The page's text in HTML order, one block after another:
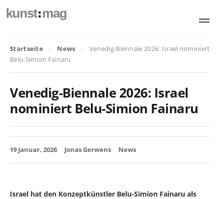
kunst:mag
Startseite News
Venedig-Biennale 2026: Israel nominiert
Belu-Simion Fainaru
Venedig-Biennale 2026: Israel
nominiert Belu-Simion Fainaru
19 Januar, 2026 Jonas Gerwens News
Israel hat den Konzeptkünstler Belu-Simion Fainaru als